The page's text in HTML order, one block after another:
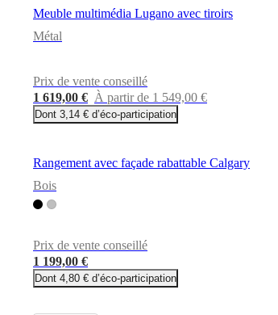
Meuble multimédia Lugano avec tiroirs
Métal
Prix de vente conseillé
1 619,00 € À partir de 1 549,00 €
Dont 3,14 € d’éco-participation
Rangement avec façade rabattable Calgary
Bois
Prix de vente conseillé
1 199,00 €
Dont 4,80 € d’éco-participation